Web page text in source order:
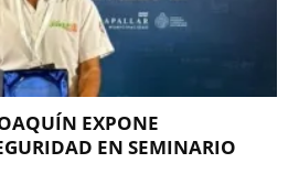
EXPONE
EN SEMINARIO